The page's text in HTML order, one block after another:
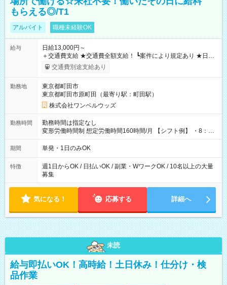
もらえる◎/T1
アルバイト 職種未経験OK
給与
日給13,000円～
＋交通費支給 ★交通費全額支給！ ┗案件により規定あり ★日払
いOK！（規定あり） ┗働いたその日に現金GET♪ お仕事後はコ
ンビニATMから 日払い分を引き落とせます！ 【試用期間】試
交通費別途支給あり
勤務地
東京都町田市
東京都町田市原町田（最寄り駅：町田駅）
株式会社ワンベルウッズ
勤務時間
勤務時間は指定なし
変形労働時間制 想定労働時間160時間/月 【シフト例】 ・8：00
～21：00
期間 単発・1日のみOK
特徴
週1日からOK / 日払いOK / 副業・WワークOK / 10名以上の大量
募集
気になる！ 応募する 詳細へ
未読
給与即払いOK！高時給！土日休み！仕分け・検
品作業